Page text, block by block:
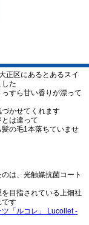
正区にあるとあるスイ
た
すら甘い香りが漂って
かせてくれます
は違って
の毛1本落ちていませ
は、光触媒抗菌コート
目指されている上畑社
です
ツ「ルコレ」 Lucollet -